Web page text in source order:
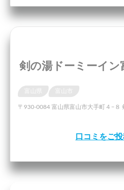
剣の湯ドーミーイン
〒930-0084 富山県富山市大手町４−８
口コミをご